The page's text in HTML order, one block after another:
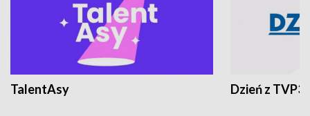
TalentAsy Dzień z TVP3